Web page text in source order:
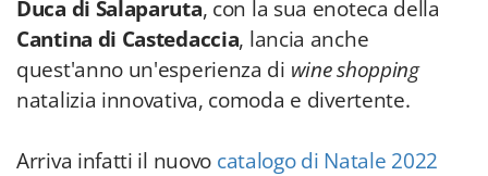
Duca di Salaparuta, con la sua enoteca della
Cantina di Castedaccia, lancia anche
quest'anno un'esperienza di wine shopping
natalizia innovativa, comoda e divertente.
Arriva infatti il nuovo catalogo di Natale 2022